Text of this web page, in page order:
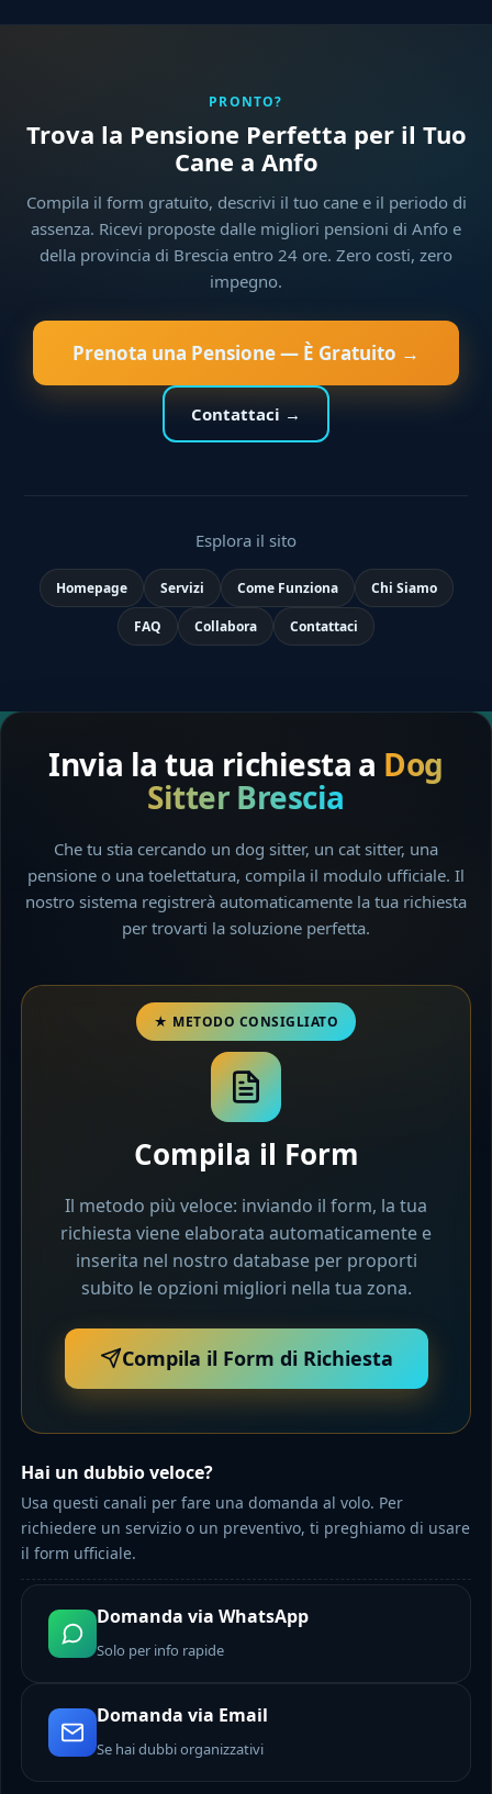
PRONTO?
Trova la Pensione Perfetta per il Tuo
Cane a Anfo
Compila il form gratuito, descrivi il tuo cane e il periodo di
assenza. Ricevi proposte dalle migliori pensioni di Anfo e
della provincia di Brescia entro 24 ore. Zero costi, zero
impegno.
Prenota una Pensione — È Gratuito →
Contattaci →
Esplora il sito
Homepage Servizi Come Funziona Chi Siamo
FAQ Collabora Contattaci
Invia la tua richiesta a Dog
Sitter Brescia
Che tu stia cercando un dog sitter, un cat sitter, una
pensione o una toelettatura, compila il modulo ufficiale. Il
nostro sistema registrerà automaticamente la tua richiesta
per trovarti la soluzione perfetta.
Compila il Form
Il metodo più veloce: inviando il form, la tua
richiesta viene elaborata automaticamente e
inserita nel nostro database per proporti
subito le opzioni migliori nella tua zona.
Compila il Form di Richiesta
Hai un dubbio veloce?
Usa questi canali per fare una domanda al volo. Per
richiedere un servizio o un preventivo, ti preghiamo di usare
il form ufficiale.
Domanda via WhatsApp
Solo per info rapide
Domanda via Email
Se hai dubbi organizzativi